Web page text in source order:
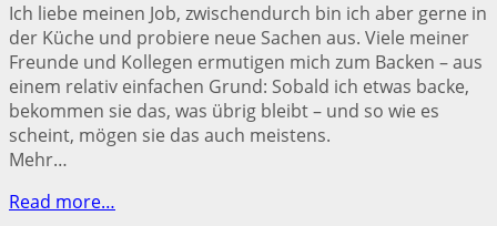
Ich liebe meinen Job, zwischendurch bin ich aber gerne in
der Küche und probiere neue Sachen aus. Viele meiner
Freunde und Kollegen ermutigen mich zum Backen – aus
einem relativ einfachen Grund: Sobald ich etwas backe,
bekommen sie das, was übrig bleibt – und so wie es
scheint, mögen sie das auch meistens.
Mehr…
Read more…